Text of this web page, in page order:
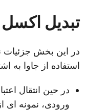
تبدیل اکسل
در این بخش جزئیات
استفاده از جاوا به
در حین انتقال
ورودی، نمونه ای از CellsApi ایجاد کنید.